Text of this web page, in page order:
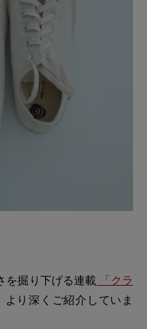
を掘り下げる連載 「クラ
より深くご紹介していま